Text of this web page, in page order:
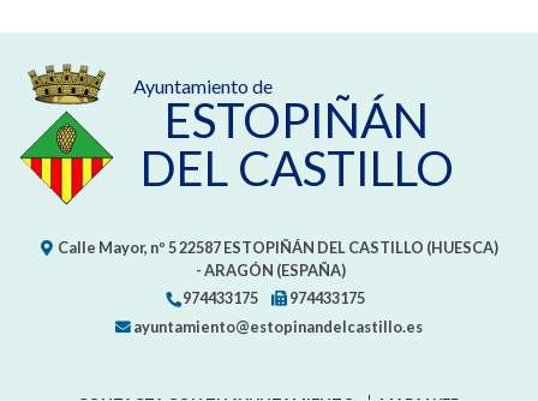
Ayuntamiento de
ESTOPIÑÁN
DEL CASTILLO
Calle Mayor, nº 522587 ESTOPIÑÁN DEL CASTILLO (HUESCA)
- ARAGÓN (ESPAÑA)
974433175
974433175
ayuntamiento@estopinandelcastillo.es